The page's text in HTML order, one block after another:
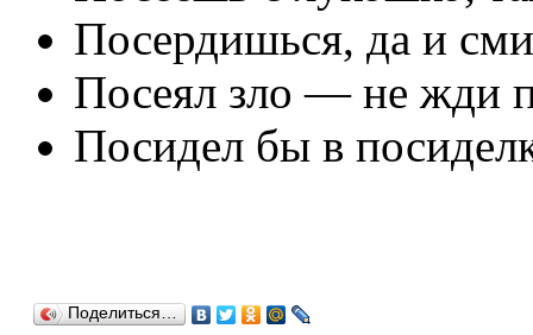
Посердишься, да и
Посеял зло — не жди
Посидел бы в
Поделиться…